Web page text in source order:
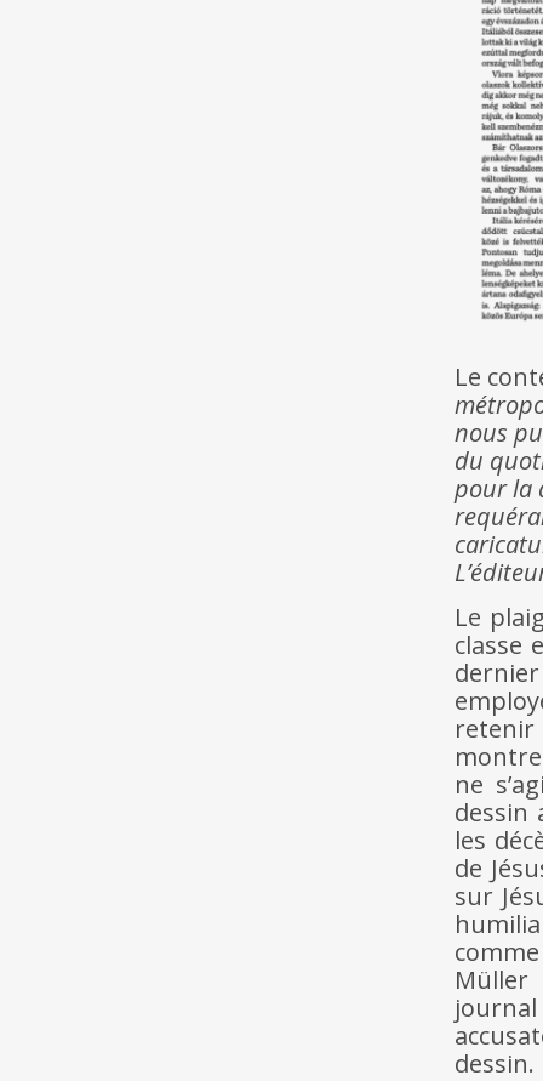
Le
nous
du
pour la
Le
classe
retenir
ne
dessin
les
de
sur
journal
dessin.